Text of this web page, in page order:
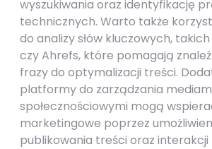
wyszukiwania oraz identyfikację
technicznych. Warto także
do analizy słów kluczowych, takich
czy Ahrefs, które pomagają
frazy do optymalizacji treści.
platformy do zarządzania
społecznościowymi mogą
marketingowe poprzez
publikowania treści oraz interakcji